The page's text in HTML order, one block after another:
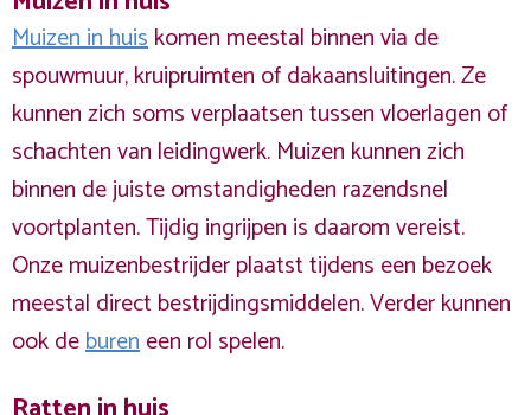
Muizen in huiskomen meestal binnen via de
spouwmuur, kruipruimten of dakaansluitingen. Ze
kunnen zich soms verplaatsen tussen vloerlagen of
schachten van leidingwerk. Muizen kunnen zich
binnen de juiste omstandigheden razendsnel
voortplanten. Tijdig ingrijpen is daarom vereist.
Onze muizenbestrijder plaatst tijdens een bezoek
meestal direct bestrijdingsmiddelen. Verder kunnen
ook debureneen rol spelen.